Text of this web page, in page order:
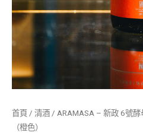
首頁 / 清酒 / ARAMASA – 新政 6號
（橙色）
（橙
色）
數
量